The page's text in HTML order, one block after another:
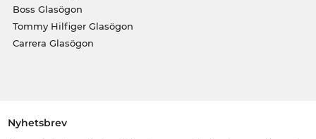
Boss Glasögon
Tommy Hilfiger Glasögon
Carrera Glasögon
Nyhetsbrev